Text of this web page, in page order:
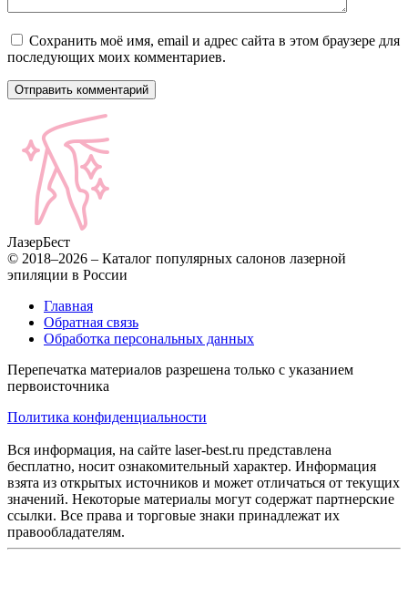
Сохранить моё имя, email и адрес сайта в этом браузере для
последующих моих комментариев.
ЛазерБест
© 2018–2026 – Каталог популярных салонов лазерной
эпиляции в России
Главная
Обратная связь
Обработка персональных данных
Перепечатка материалов разрешена только с указанием
первоисточника
Политика конфиденциальности
Вся информация, на сайте laser-best.ru представлена
бесплатно, носит ознакомительный характер. Информация
взята из открытых источников и может отличаться от текущих
значений. Некоторые материалы могут содержат партнерские
ссылки. Все права и торговые знаки принадлежат их
правообладателям.